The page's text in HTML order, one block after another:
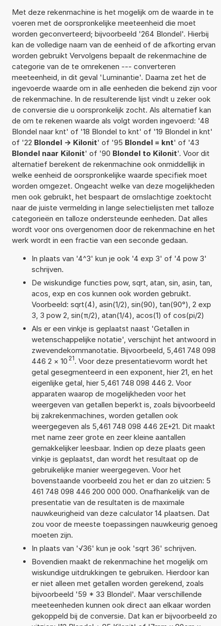
Met deze rekenmachine is het mogelijk om de waarde in te
voeren met de oorspronkelijke meeteenheid die moet
worden geconverteerd; bijvoorbeeld '264 Blondel'. Hierbij
kan de volledige naam van de eenheid of de afkorting ervan
worden gebruikt Vervolgens bepaalt de rekenmachine de
categorie van de te omrekenen --- converteren
meeteenheid, in dit geval 'Luminantie'. Daarna zet het de
ingevoerde waarde om in alle eenheden die bekend zijn voor
de rekenmachine. In de resulterende lijst vindt u zeker ook
de conversie die u oorspronkelijk zocht. Als alternatief kan
de om te rekenen waarde als volgt worden ingevoerd: '48
Blondel naar knt' of '18 Blondel to knt' of '19 Blondel in knt'
of '22 Blondel -> Kilonit' of '95 Blondel = knt' of '43
Blondel naar Kilonit' of '90 Blondel to Kilonit'. Voor dit
alternatief berekent de rekenmachine ook onmiddellijk in
welke eenheid de oorspronkelijke waarde specifiek moet
worden omgezet. Ongeacht welke van deze mogelijkheden
men ook gebruikt, het bespaart de omslachtige zoektocht
naar de juiste vermelding in lange selectielijsten met talloze
categorieën en talloze ondersteunde eenheden. Dat alles
wordt voor ons overgenomen door de rekenmachine en het
werk wordt in een fractie van een seconde gedaan.
In plaats van '4^3' kun je ook '4 exp 3' of '4 pow 3'
schrijven.
De wiskundige functies pow, sqrt, atan, sin, asin, tan,
acos, exp en cos kunnen ook worden gebruikt.
Voorbeeld: sqrt(4), asin(1/2), sin(90), tan(90°), 2 exp
3, 3 pow 2, sin(π/2), atan(1/4), acos(1) of cos(pi/2)
Als er een vinkje is geplaatst naast 'Getallen in
wetenschappelijke notatie', verschijnt het antwoord in
zwevendekommanotatie. Bijvoorbeeld, 5,461 748 098
446 2 × 10 21. Voor deze presentatievorm wordt het
getal gesegmenteerd in een exponent, hier 21, en het
eigenlijke getal, hier 5,461 748 098 446 2. Voor
apparaten waarop de mogelijkheden voor het
weergeven van getallen beperkt is, zoals bijvoorbeeld
bij zakrekenmachines, worden getallen ook
weergegeven als 5,461 748 098 446 2E+21. Dit maakt
met name zeer grote en zeer kleine aantallen
gemakkelijker leesbaar. Indien op deze plaats geen
vinkje is geplaatst, dan wordt het resultaat op de
gebruikelijke manier weergegeven. Voor het
bovenstaande voorbeeld zou het er dan zo uitzien: 5
461 748 098 446 200 000 000. Onafhankelijk van de
presentatie van de resultaten is de maximale
nauwkeurigheid van deze calculator 14 plaatsen. Dat
zou voor de meeste toepassingen nauwkeurig genoeg
moeten zijn.
In plaats van '√36' kun je ook 'sqrt 36' schrijven.
Bovendien maakt de rekenmachine het mogelijk om
wiskundige uitdrukkingen te gebruiken. Hierdoor kan
er niet alleen met getallen worden gerekend, zoals
bijvoorbeeld '59 * 33 Blondel'. Maar verschillende
meeteenheden kunnen ook direct aan elkaar worden
gekoppeld bij de conversie. Dat kan er bijvoorbeeld zo